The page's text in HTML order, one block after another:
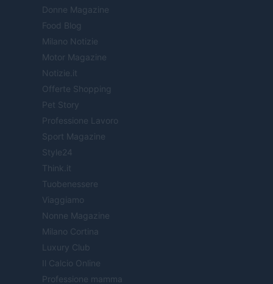
Donne Magazine
Food Blog
Milano Notizie
Motor Magazine
Notizie.it
Offerte Shopping
Pet Story
Professione Lavoro
Sport Magazine
Style24
Think.it
Tuobenessere
Viaggiamo
Nonne Magazine
Milano Cortina
Luxury Club
Il Calcio Online
Professione mamma